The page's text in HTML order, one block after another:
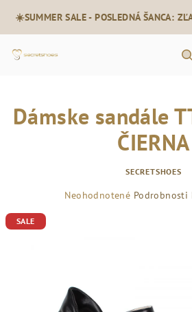
obsah
☀️SUMMER SALE - POSLEDNÁ ŠANCA:
Dámske sandále
ČIERNA
SECRETSHOES
Priemerné
hviezdičiek.
Neohodnotené Podrobnosti
SALE